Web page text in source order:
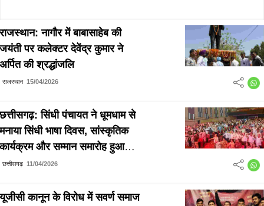
राजस्थान: नागौर में बाबासाहेब की
जयंती पर कलेक्टर देवेंद्र कुमार ने
अर्पित की श्रद्धांजलि
राजस्थान 15/04/2026
छत्तीसगढ़: सिंधी पंचायत ने धूमधाम से
मनाया सिंधी भाषा दिवस, सांस्कृतिक
कार्यक्रम और सम्मान समारोह हुआ
आयोजित
छत्तीसगढ़ 11/04/2026
यूजीसी कानून के विरोध में सवर्ण समाज